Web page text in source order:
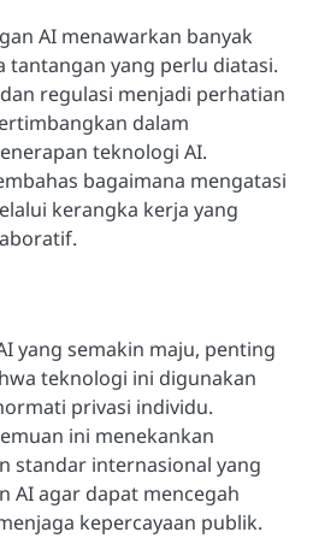
AI menawarkan banyak
tantangan yang perlu diatasi.
regulasi menjadi perhatian
dalam
teknologi AI.
bagaimana mengatasi
kerangka kerja yang
yang semakin maju, penting
teknologi ini digunakan
privasi individu.
ini menekankan
standar internasional yang
AI agar dapat mencegah
kepercayaan publik.